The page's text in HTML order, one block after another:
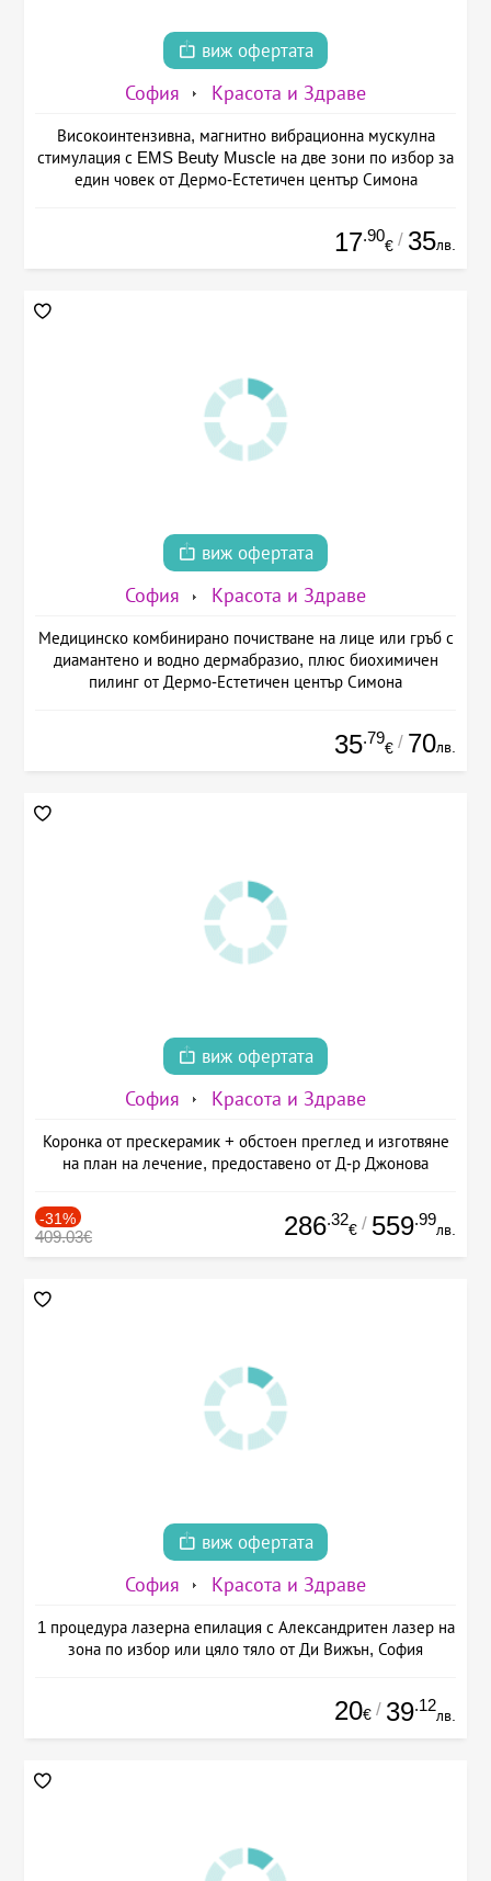
виж офертата
София Красота и Здраве
Високоинтензивна, магнитно вибрационна мускулна
стимулация с EMS Beuty Musclе на две зони по избор за
един човек от Дермо-Естетичен център Симона
17.90
€ / 35лв.
виж офертата
София Красота и Здраве
Медицинско комбинирано почистване на лице или гръб с
диамантено и водно дермабразио, плюс биохимичен
пилинг от Дермо-Естетичен център Симона
35.79
€ / 70лв.
виж офертата
София Красота и Здраве
Коронка от прескерамик + обстоен преглед и изготвяне
на план на лечение, предоставено от Д-р Джонова
-31%
409.03€ 286.32
€ / 559.99
лв.
виж офертата
София Красота и Здраве
1 процедура лазерна епилация с Александритен лазер на
зона по избор или цяло тяло от Ди Вижън, София
20€ / 39.12
лв.